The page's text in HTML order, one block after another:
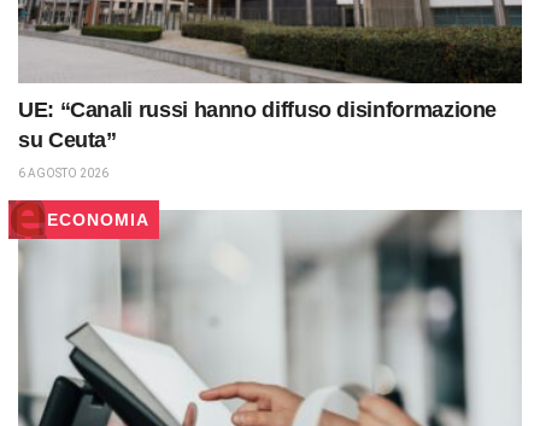
UE: “Canali russi hanno diffuso disinformazione
su Ceuta”
6 AGOSTO 2026
ECONOMIA